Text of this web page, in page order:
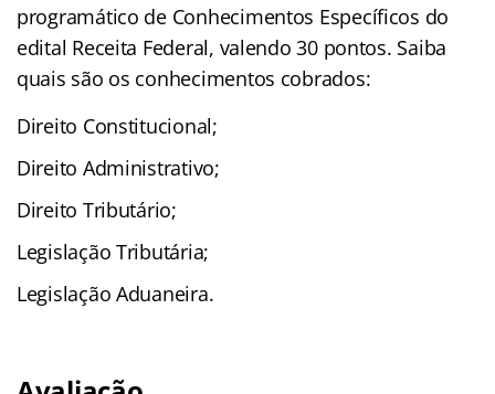
programático de Conhecimentos Específicos do
edital Receita Federal, valendo 30 pontos. Saiba
quais são os conhecimentos cobrados:
Direito Constitucional;
Direito Administrativo;
Direito Tributário;
Legislação Tributária;
Legislação Aduaneira.